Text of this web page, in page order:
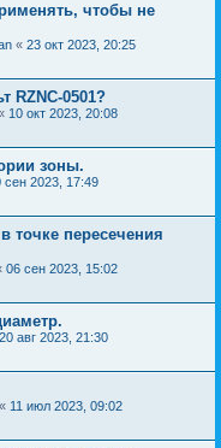
чтобы не
« 23 окт 2023, 20:25
RZNC-0501?
10 окт 2023, 20:08
зоны.
сен 2023, 17:49
точке пересечения
06 сен 2023, 15:02
20 авг 2023, 21:30
« 11 июл 2023, 09:02